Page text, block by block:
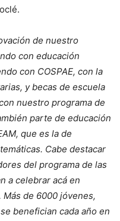
de nuestro
con educación
con COSPAE, con la
y becas de escuela
nuestro programa de
parte de educación
que es la de
Cabe destacar
del programa de las
a celebrar acá en
de 6000 jóvenes,
benefician cada año en